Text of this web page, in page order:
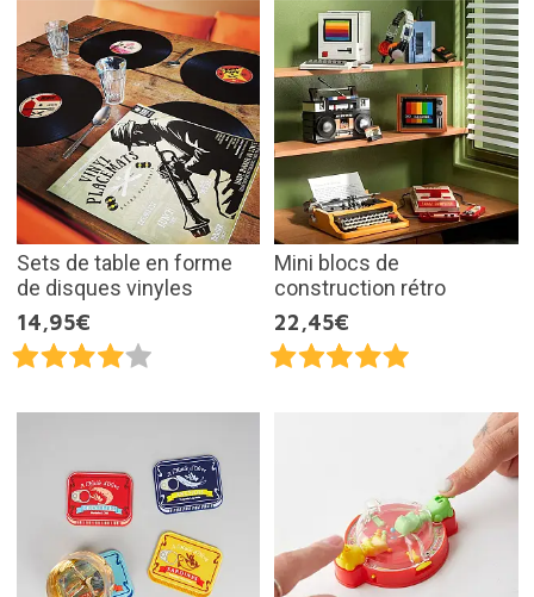
Sets de table en forme
de disques vinyles
14,95€
Mini blocs de
construction rétro
22,45€